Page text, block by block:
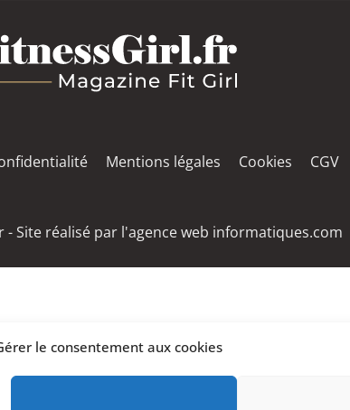
le consentement aux cookies
Mentions légales Cookies CGV
Site réalisé par l'agence web informatiques.com